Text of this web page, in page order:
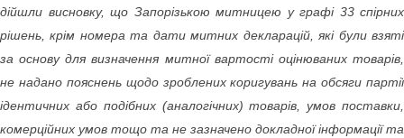
дійшли висновку, що Запорізькою митницею у графі 33 спірних
рішень, крім номера та дати митних декларацій, які були взяті
за основу для визначення митної вартості оцінюваних товарів,
не надано пояснень щодо зроблених коригувань на обсяги партії
ідентичних або подібних (аналогічних) товарів, умов поставки,
комерційних умов тощо та не зазначено докладної інформації та